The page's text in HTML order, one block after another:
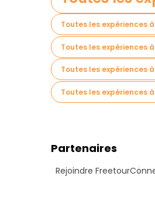
Toutes les expériences
Toutes les expériences
Toutes les expériences
Toutes les expériences
Partenaires
Rejoindre Freetour